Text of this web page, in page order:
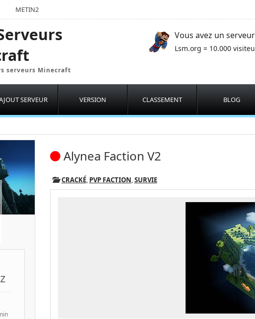
METIN2
serveurs Minecraft
Vous avez un
Lsm.org = 10.000
SERVEUR VERSION CLASSEMENT BLOG
Alynea Faction V2
CRACKÉ, PVP FACTION,SURVIE